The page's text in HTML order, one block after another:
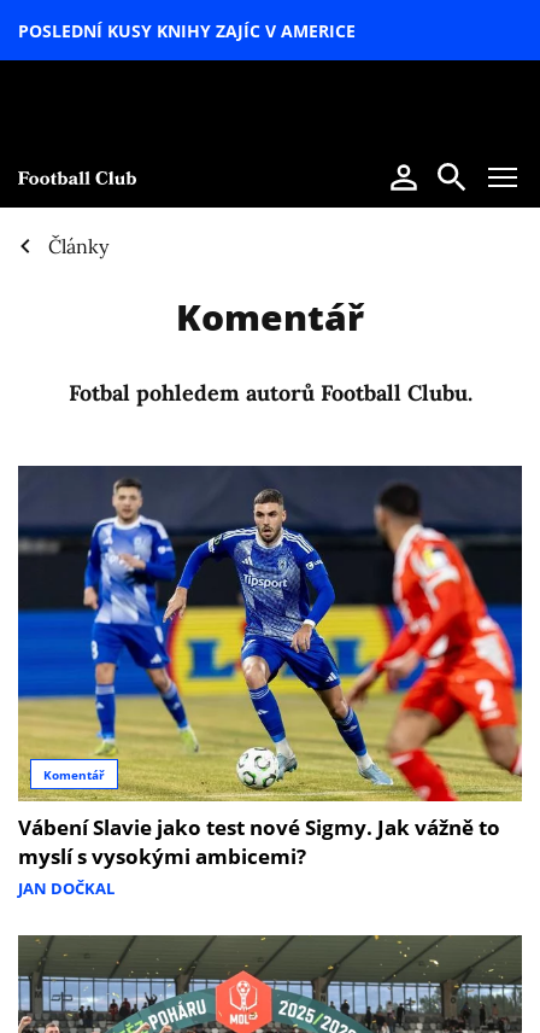
POSLEDNÍ KUSY KNIHY ZAJÍC V AMERICE
Články
Komentář
Fotbal pohledem autorů Football Clubu.
Komentář
Vábení Slavie jako test nové Sigmy. Jak vážně to
myslí s vysokými ambicemi?
JAN DOČKAL